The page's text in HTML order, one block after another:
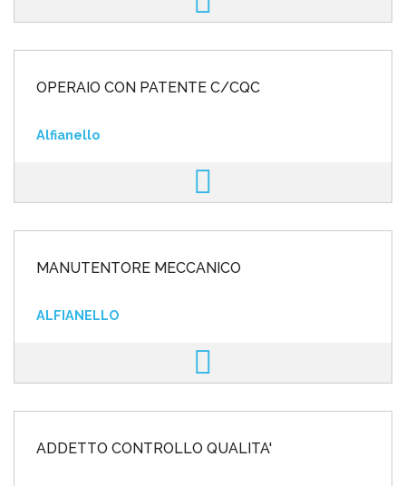
OPERAIO CON PATENTE C/CQC
Alfianello
MANUTENTORE MECCANICO
ALFIANELLO
ADDETTO CONTROLLO QUALITA'